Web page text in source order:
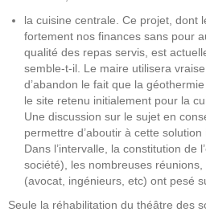
la cuisine centrale. Ce projet, dont
fortement nos finances sans pour
qualité des repas servis, est
semble-t-il. Le maire utilisera
d’abandon le fait que la
le site retenu initialement pour la
Une discussion sur le sujet en
permettre d’aboutir à cette
Dans l’intervalle, la constitution de
société), les nombreuses
(avocat, ingénieurs, etc) ont pesé
Seule la réhabilitation du théâtre des